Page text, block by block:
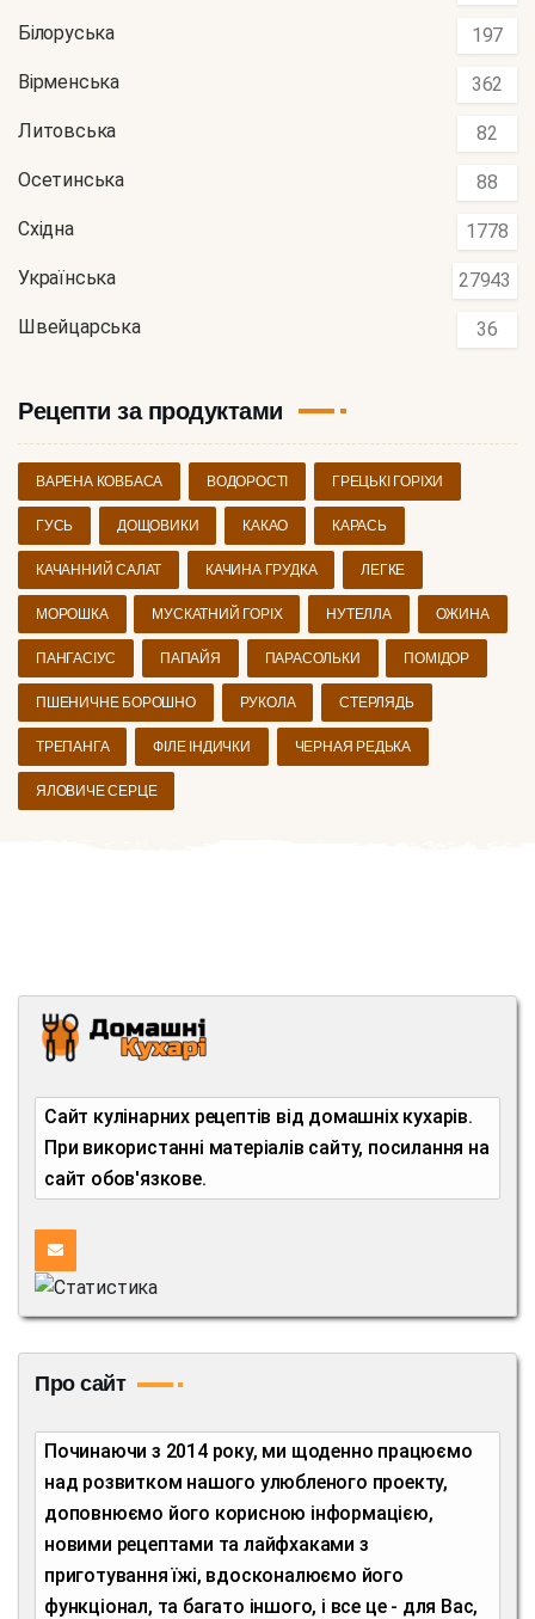
Білоруська 197
Вірменська 362
Литовська 82
Осетинська 88
Східна 1778
Українська 27943
Швейцарська 36
Рецепти за продуктами
ВАРЕНА КОВБАСА ВОДОРОСТІ ГРЕЦЬКІ ГОРІХИ
ГУСЬ ДОЩОВИКИ КАКАО КАРАСЬ
КАЧАННИЙ САЛАТ КАЧИНА ГРУДКА ЛЕГКЕ
МОРОШКА МУСКАТНИЙ ГОРІХ НУТЕЛЛА ОЖИНА
ПАНГАСІУС ПАПАЙЯ ПАРАСОЛЬКИ ПОМІДОР
ПШЕНИЧНЕ БОРОШНО РУКОЛА СТЕРЛЯДЬ
ТРЕПАНГА ФІЛЕ ІНДИЧКИ ЧЕРНАЯ РЕДЬКА
ЯЛОВИЧЕ СЕРЦЕ
Сайт кулінарних рецептів від домашніх кухарів.
При використанні матеріалів сайту, посилання на
сайт обов'язкове.
Про сайт
Починаючи з 2014 року, ми щоденно працюємо
над розвитком нашого улюбленого проекту,
доповнюємо його корисною інформацією,
новими рецептами та лайфхаками з
приготування їжі, вдосконалюємо його
функціонал, та багато іншого, і все це - для Вас,